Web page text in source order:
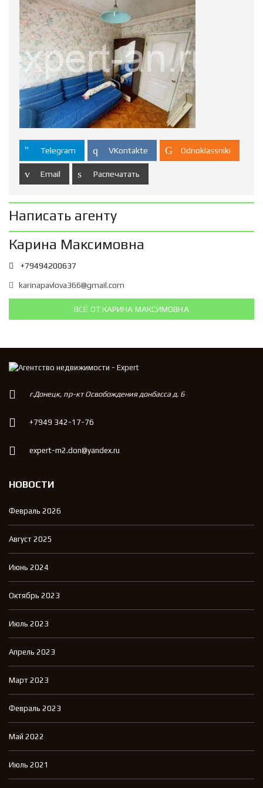
Telegram VKontakte Odnoklassniki
Email Распечатать
Написать агенту
Карина Максимовна
+79494200637
karinapavlova366@gmail.com
ВСЁ ОТ КАРИНА МАКСИМОВНА
г.Донецк, пр-кт Освобождения донбасса д. 6
+7949 342-17-76
expert-m2.don@yandex.ru
НОВОСТИ
Февраль 2026
Август 2025
Июнь 2024
Октябрь 2023
Июль 2023
Апрель 2023
Март 2023
Февраль 2023
Май 2022
Июль 2021